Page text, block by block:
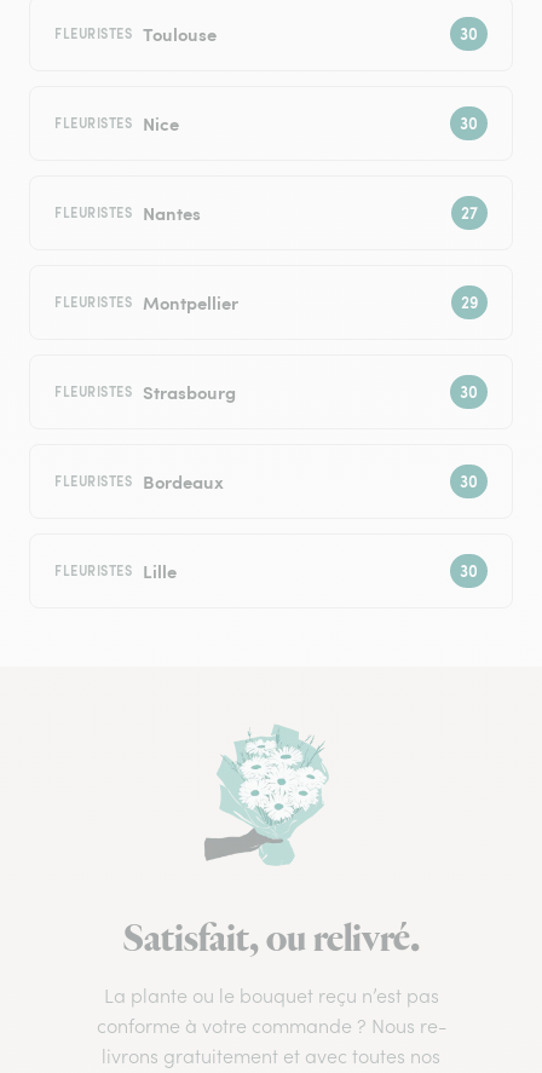
FLEURISTES Toulouse
FLEURISTES Nice
FLEURISTES Nantes
FLEURISTES Montpellier
FLEURISTES Strasbourg
FLEURISTES Bordeaux
FLEURISTES Lille
Satisfait, ou relivré.
La plante ou le bouquet reçu n’est pas
conforme à votre commande ? Nous re-
livrons gratuitement et avec toutes nos